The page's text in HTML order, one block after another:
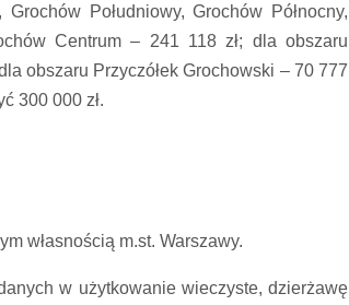
Południowy, Grochów Północny,
Centrum – 241 118 zł; dla obszaru
obszaru Przyczółek Grochowski – 70 777
300 000 zł.
własnością m.st. Warszawy.
w użytkowanie wieczyste, dzierżawę